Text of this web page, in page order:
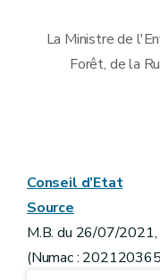
La Ministre de
Forêt, de la
Conseil d’Etat
Source
M.B. du 26/07/
(Numac :